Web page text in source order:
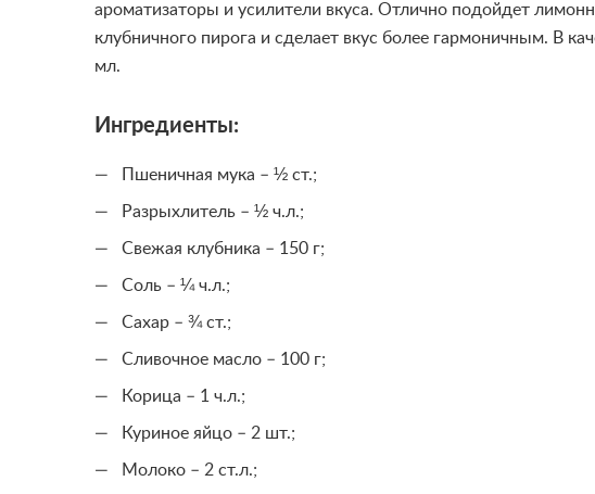
ароматизаторы и усилители вкуса. Отлично подойдет
клубничного пирога и сделает вкус более гармоничным. В
мл.
Ингредиенты:
Пшеничная мука – ½ ст.;
Разрыхлитель – ½ ч.л.;
Свежая клубника – 150 г;
Соль – ¼ ч.л.;
Сахар – ¾ ст.;
Сливочное масло – 100 г;
Корица – 1 ч.л.;
Куриное яйцо – 2 шт.;
Молоко – 2 ст.л.;